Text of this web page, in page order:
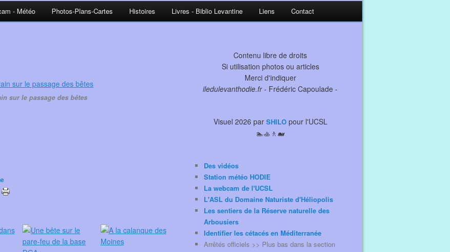
- Météo Photos-Plans-Cartes Histoires Livres - Biblio Levantine Liens Contact
sur le passage des bêtes
Contenu libre de droits
Si utilisation photos ou articles
Merci d'indiquer
iledulevanthodie.fr- Frédéric Capoulade -
Visuel 2026 par SHILOpour l'UCSL
🏊🚣🚶🐋
Des vidéos
Station météo HODIE
La webcam de l'UCSL
L'ASL du Domaine Naturiste d'Héliopolis
Les sentiers de la Réserve naturelle des
Arbousiers
Identifier les cétacés en Méditerranée
Arrêtés officiels >> Plus bas dans la section